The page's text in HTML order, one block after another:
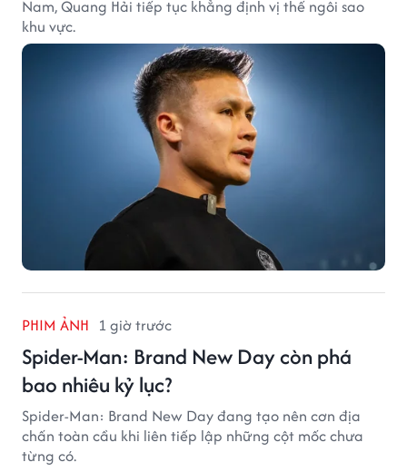
Nam, Quang Hải tiếp tục khẳng định vị thế ngôi sao
khu vực.
PHIM ẢNH 1 giờ trước
Spider-Man: Brand New Day còn phá
bao nhiêu kỷ lục?
Spider-Man: Brand New Day đang tạo nên cơn địa
chấn toàn cầu khi liên tiếp lập những cột mốc chưa
từng có.